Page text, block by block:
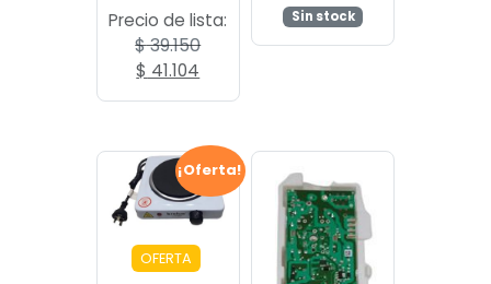
Precio de lista:
$39.150
El
$ 39.150.
$ 41.104
precio
es:
$ 41.104.
Sin stock
¡Oferta!
OFERTA